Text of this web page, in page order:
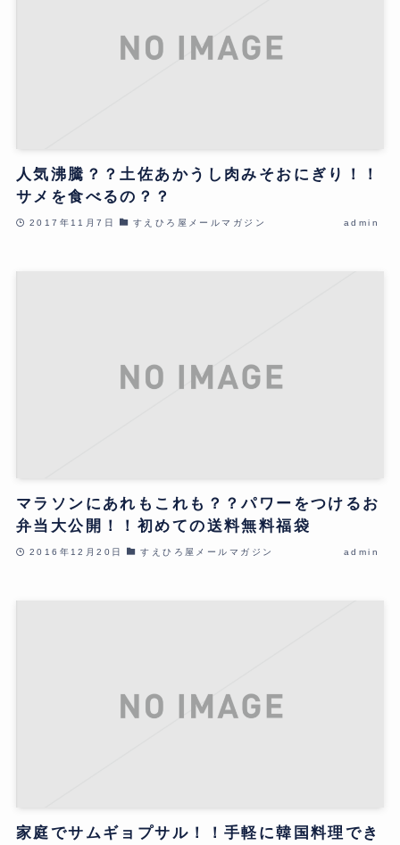
人気沸騰？？土佐あかうし肉みそおにぎり！！
サメを食べるの？？
2017年11月7日 すえひろ屋メールマガジン admin
マラソンにあれもこれも？？パワーをつけるお
弁当大公開！！初めての送料無料福袋
2016年12月20日 すえひろ屋メールマガジン admin
家庭でサムギョプサル！！手軽に韓国料理でき